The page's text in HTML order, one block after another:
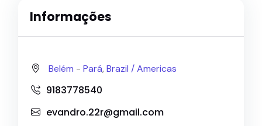
Informações
Belém - Pará, Brazil /Americas
9183778540
evandro.22r@gmail.com